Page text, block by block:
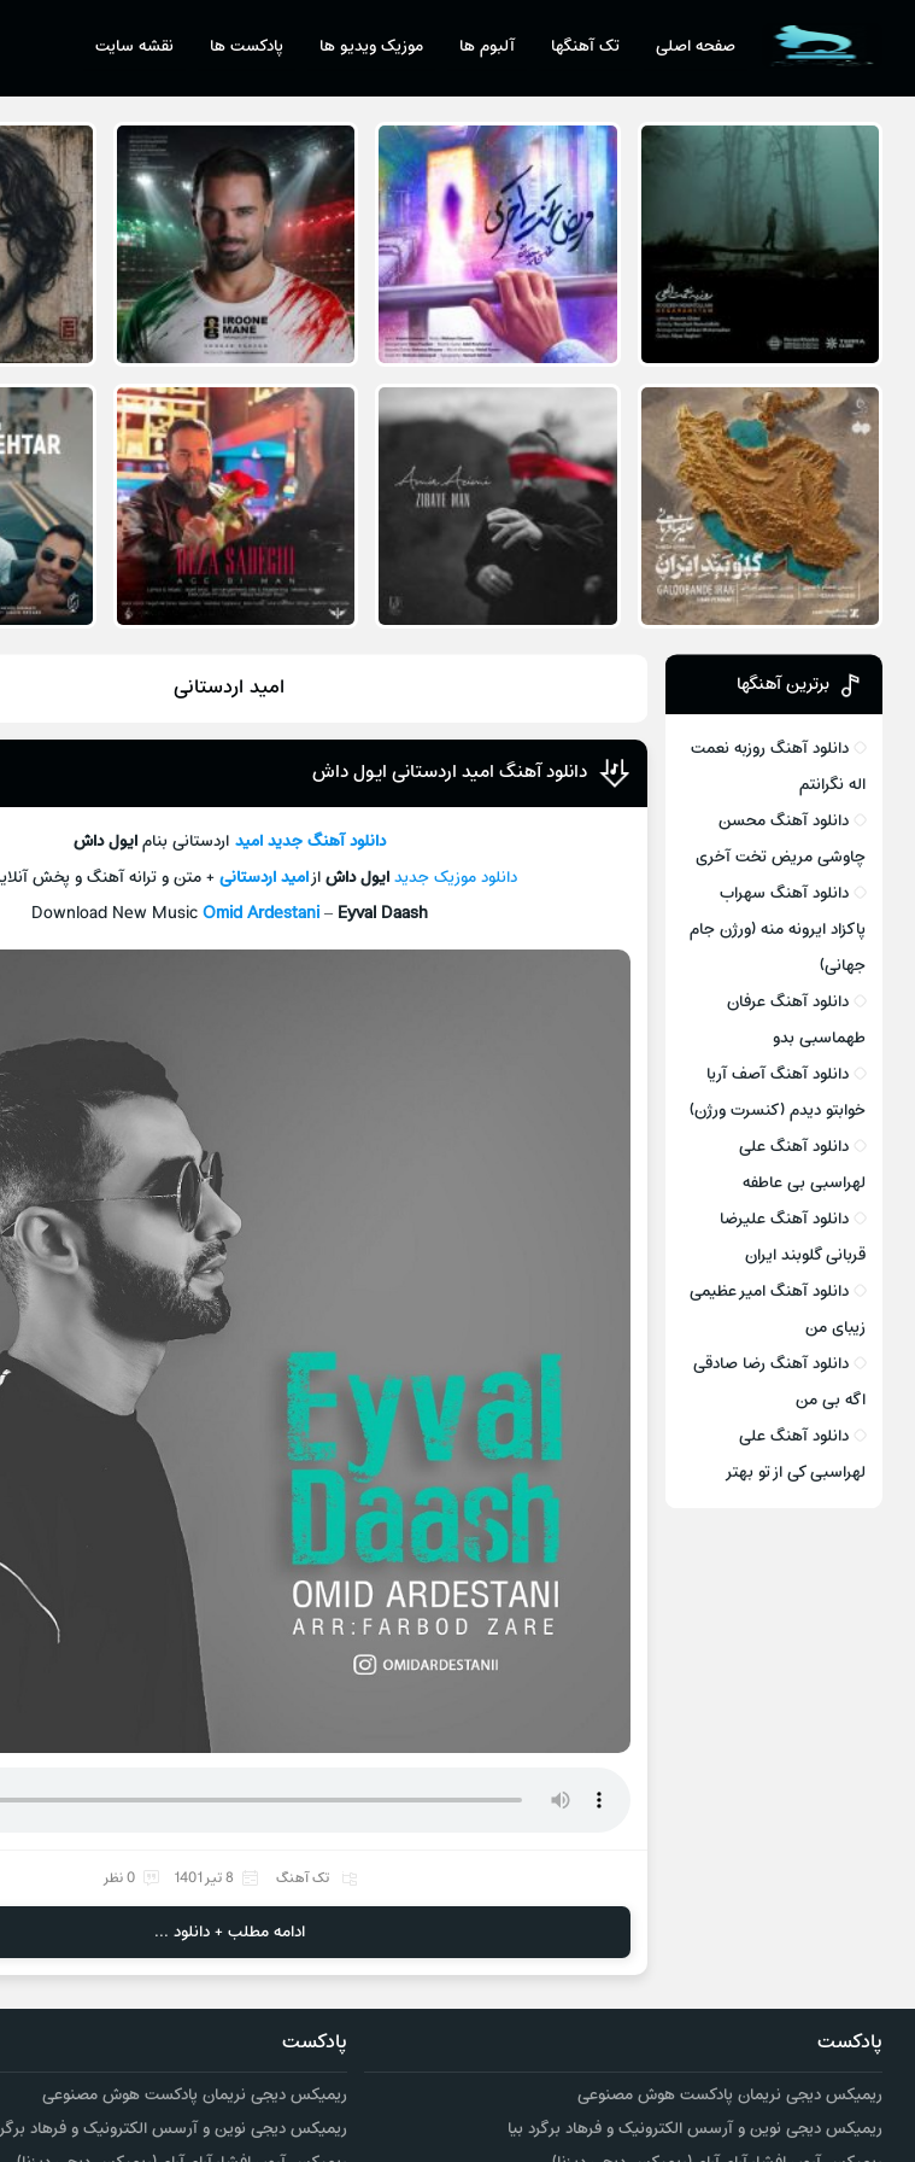
صفحه اصلی تک آهنگها آلبوم ها موزیک ویدیو ها پادکست ها نقشه سایت
امید اردستانی
دانلود آهنگ امید اردستانی ایول داش
دانلود آهنگ جديدامیداردستانی بنامایول داش
دانلود موزیک جديدایول داشازامید اردستانی+ متن و ترانه آهنگ و پخش
Download New MusicOmid Ardestani– Eyval Daash
تک آهنگ 8 تیر 1401 0 نظر
ادامه مطلب + دانلود ...
برترین آهنگها
دانلود آهنگ روزبه نعمت
اله نگرانتم
دانلود آهنگ محسن
چاوشی مریض تخت آخری
دانلود آهنگ سهراب
پاکزاد ایرونه منه (ورژن جام
جهانی)
دانلود آهنگ عرفان
طهماسبی بدو
دانلود آهنگ آصف آریا
خوابتو دیدم (کنسرت ورژن)
دانلود آهنگ علی
لهراسبی بی عاطفه
دانلود آهنگ علیرضا
قربانی گلوبند ایران
دانلود آهنگ امیر عظیمی
زیبای من
دانلود آهنگ رضا صادقی
اگه بی من
دانلود آهنگ علی
لهراسبی کی از تو ‌بهتر
پادکست
ریمیکس دیجی نریمان پادکست هوش مصنوعی
ریمیکس دیجی نوین و آرسس الکترونیک و فرهاد برگرد بیا
پادکست
ریمیکس دیجی نریمان پادکست هوش مصنوعی
ریمیکس دیجی نوین و آرسس الکترونیک و فرهاد